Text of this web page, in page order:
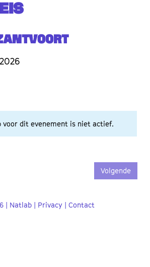
voor dit evenement is niet actief.
Volgende
| Natlab | Privacy | Contact